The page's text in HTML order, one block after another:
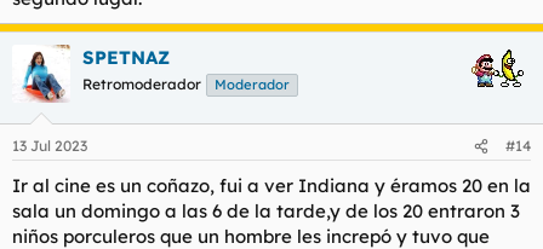
SPETNAZ
Retromoderador Moderador
13 Jul 2023 #14
Ir al cine es un coñazo, fui a ver Indiana y éramos 20 en la
sala un domingo a las 6 de la tarde,y de los 20 entraron 3
niños porculeros que un hombre les increpó y tuvo que